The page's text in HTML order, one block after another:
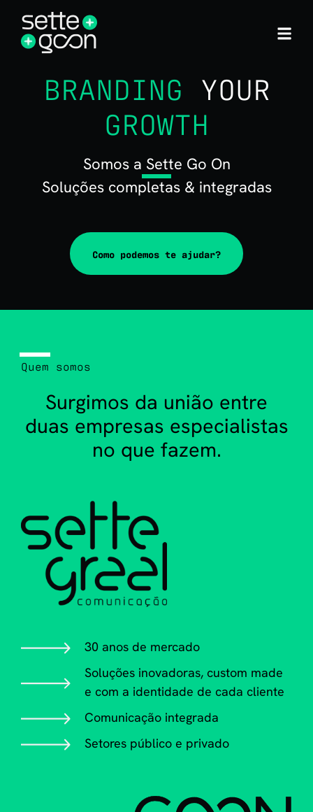
BRANDING YOUR
GROWTH
Somos a Sette Go On
Soluções completas & integradas
Como podemos te ajudar?
Quem somos
Surgimos da união entre
duas empresas especialistas
no que fazem.
30 anos de mercado
Soluções inovadoras, custom made
e com a identidade de cada cliente
Comunicação integrada
Setores público e privado